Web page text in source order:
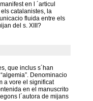
en l ´articul
catalanistes, la
fluida entre els
del s. XIII?
que inclus s´han
Denominacio
a vore el significat
en el manuscrito
l´autora de mijans